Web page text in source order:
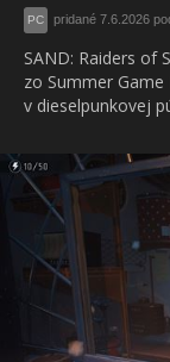
PC pridané 7.6.2026
SAND: Raiders of
zo Summer
v dieselpunkovej